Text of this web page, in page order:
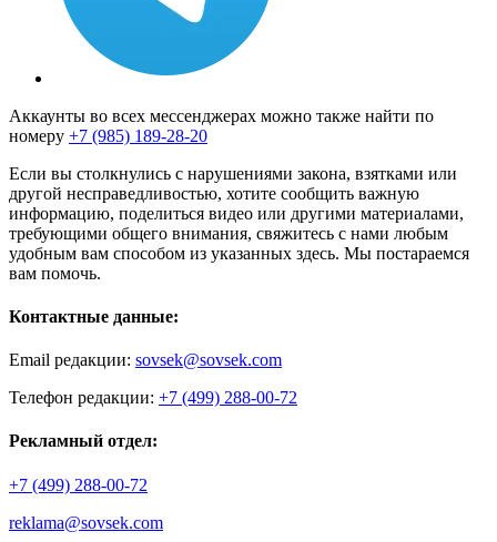
Аккаунты во всех мессенджерах можно также найти по
номеру +7 (985) 189-28-20
Если вы столкнулись с нарушениями закона, взятками или
другой несправедливостью, хотите сообщить важную
информацию, поделиться видео или другими материалами,
требующими общего внимания, свяжитесь с нами любым
удобным вам способом из указанных здесь. Мы постараемся
вам помочь.
Контактные данные:
Email редакции: sovsek@sovsek.com
Телефон редакции: +7 (499) 288-00-72
Рекламный отдел:
+7 (499) 288-00-72
reklama@sovsek.com